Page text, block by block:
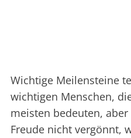
Wichtige Meilensteine
wichtigen Menschen,
meisten bedeuten,
Freude nicht vergönnt,